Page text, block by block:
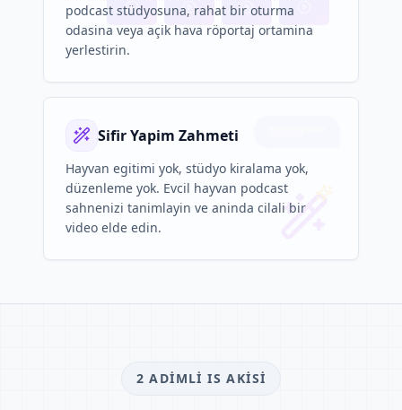
podcast stüdyosuna, rahat bir oturma
odasina veya açik hava röportaj ortamina
yerlestirin.
Sifir Yapim Zahmeti
Hayvan egitimi yok, stüdyo kiralama yok,
düzenleme yok. Evcil hayvan podcast
sahnenizi tanimlayin ve aninda cilali bir
video elde edin.
2 ADIMLI IS AKISI